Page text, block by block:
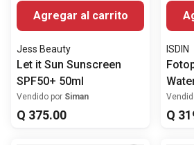
Agregar al carrito
Jess Beauty
Let it Sun Sunscreen
SPF50+ 50ml
Vendido por Siman
Q 375.00
ISDIN
50+
Q